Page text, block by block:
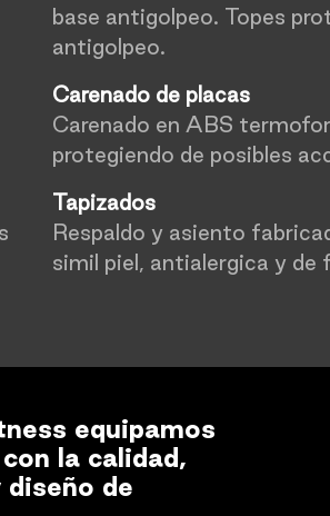
base antigolpeo. Topes
antigolpeo.
Carenado de placas
Carenado en ABS
protegiendo de posibles
Tapizados
Respaldo y asiento
simil piel, antialergica y de
equipamos
la calidad,
de